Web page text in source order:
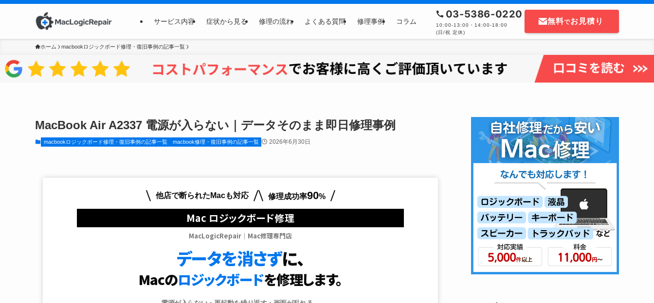
サービス内容 症状から見る 修理の流れ よくある質問 修理事例 コラム
03-5386-0220
10:00-13:00・14:00-18:00
(日/祝 定休)
無料でお見積り
ホーム macbookロジックボード修理・復旧事例の記事一覧
MacBook Air A2337 電源が入らない｜データそのまま即日修理事例
macbookロジックボード修理・復旧事例の記事一覧 macbook修理・復旧事例の記事一覧 2026年6月30日
他店で断られたMacも対応 修理成功率90%
Mac ロジックボード修理
MacLogicRepair｜Mac修理専門店
データを消さずに、
Macのロジックボードを修理します。